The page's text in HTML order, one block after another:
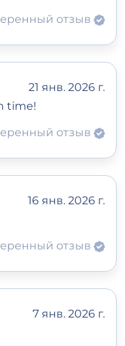
отзыв
21 янв. 2026 г.
time!
отзыв
16 янв. 2026 г.
отзыв
7 янв. 2026 г.